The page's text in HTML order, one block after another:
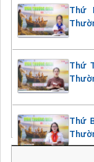
Thứ
Thứ
Thứ